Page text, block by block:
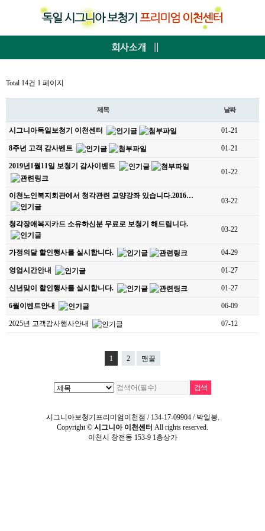
Total 14건 1 페이지
제목 날짜
시그니아독일보청기 이천센터 01-21
8주년 고객 감사벤트 01-21
2019년1월11일 보청기 감사이벤트
01-22
이천노인복지회관에서 청각관련 교양강좌 있습니다.2016…
03-22
청각장애복지카드 소유하신분 무료로 보청기 해드립니다.
03-22
가정의달 할인행사를 실시합니다. 04-29
영업시간안내 01-27
신년맞이 할인행사를 실시합니다. 01-27
6월이벤트안내 06-09
2025년 고객감사행사안내 07-12
1 2 맨끝
시그니아보청기프리미엄이천점 / 134-17-09904 / 박일봉.
Copyright © 시그니아 이천센터 All rights reserved.
이천시 창전동 153-9 1층상가